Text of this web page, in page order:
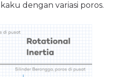
dengan variasi poros.